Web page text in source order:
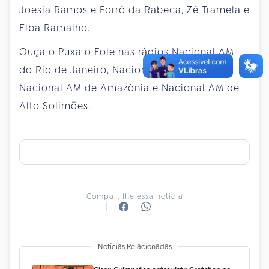
Joesia Ramos e Forró da Rabeca, Zé Tramela e
Elba Ramalho.
Ouça o Puxa o Fole nas rádios Nacional AM
do Rio de Janeiro, Nacional AM de Brasília,
Nacional AM de Amazônia e Nacional AM de
Alto Solimões.
Compartilhe essa notícia
Notícias Relacionadas